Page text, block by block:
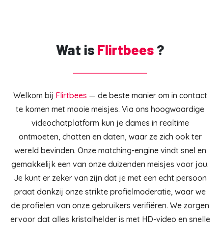
Wat is Flirtbees ?
Welkom bij Flirtbees — de beste manier om in contact
te komen met mooie meisjes. Via ons hoogwaardige
videochatplatform kun je dames in realtime
ontmoeten, chatten en daten, waar ze zich ook ter
wereld bevinden. Onze matching-engine vindt snel en
gemakkelijk een van onze duizenden meisjes voor jou.
Je kunt er zeker van zijn dat je met een echt persoon
praat dankzij onze strikte profielmoderatie, waar we
de profielen van onze gebruikers verifiëren. We zorgen
ervoor dat alles kristalhelder is met HD-video en snelle